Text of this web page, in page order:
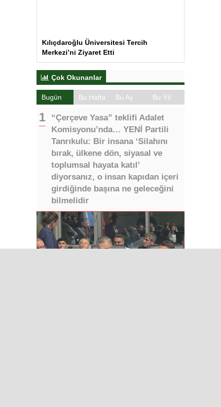
Kılıçdaroğlu Üniversitesi Tercih
Merkezi’ni Ziyaret Etti
Çok Okunanlar
Bugün Bu Hafta Bu Ay Bu Yıl
“Çerçeve Yasa” teklifi Adalet
Komisyonu’nda… YENİ Partili
Tanrıkulu: Bir insana ‘Silahını
bırak, ülkene dön, siyasal ve
toplumsal hayata katıl’
diyorsanız, o insan kapıdan içeri
girdiğinde başına ne geleceğini
bilmelidir